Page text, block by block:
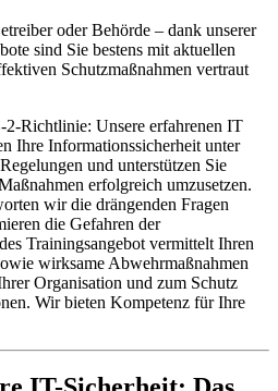
oder Behörde – dank unserer
sind Sie bestens mit aktuellen
Schutzmaßnahmen vertraut
Richtlinie: Unsere erfahrenen IT
Ihre Informationssicherheit unter
und unterstützen Sie
erfolgreich umzusetzen.
wir die drängenden Fragen
die Gefahren der
Trainingsangebot vermittelt Ihren
wirksame Abwehrmaßnahmen
Organisation und zum Schutz
Wir bieten Kompetenz für Ihre